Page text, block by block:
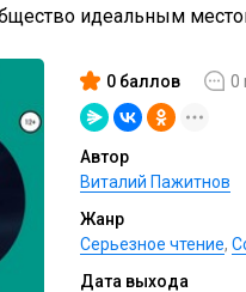
идеальным
0 баллов 0
Автор
Виталий Пажитнов
Жанр
Серьезное чтение,
Дата выхода